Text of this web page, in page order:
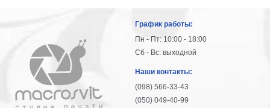
График работы:
Пн - Пт: 10:00 - 18:00
Сб - Вс: выходной
Наши контакты:
(098) 566-33-43
(050) 049-40-99